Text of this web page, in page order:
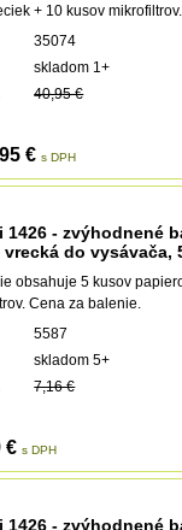
+ 10 kusov
35074
skladom 1+
40,95 €
€ s DPH
1426 - zvýhodnené
vrecká do vysávača,
obsahuje 5 kusov
Cena za balenie.
5587
skladom 5+
7,16 €
€ s DPH
1426 - zvýhodnené